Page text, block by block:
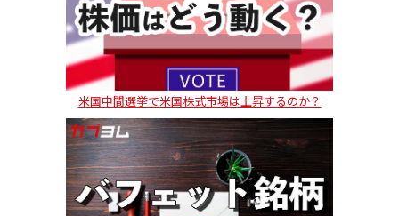
米国中間選挙で米国株式市場は上昇するのか？